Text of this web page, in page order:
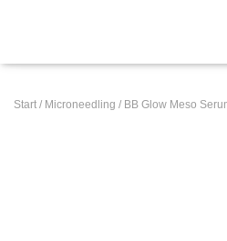
Start / Microneedling / BB Glow Meso